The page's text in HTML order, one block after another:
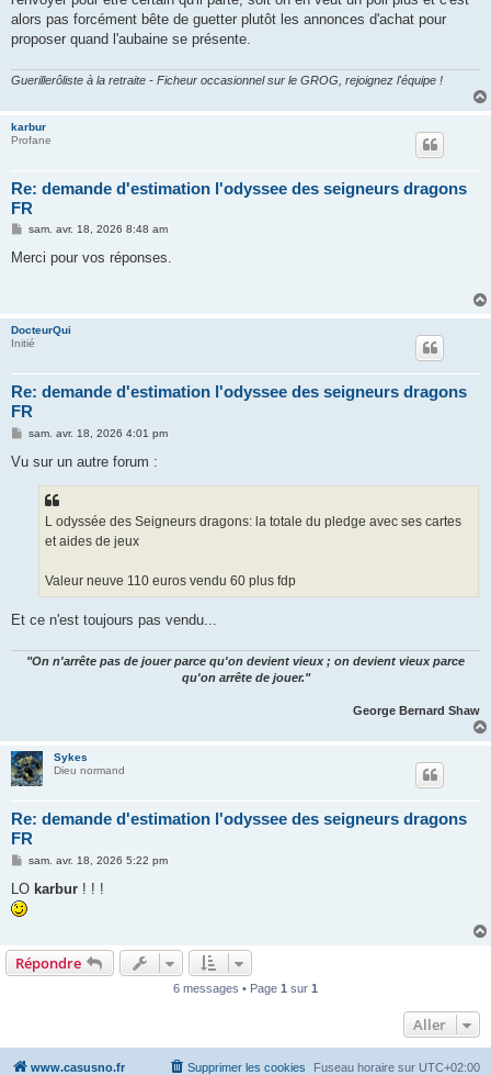
alors pas forcément bête de guetter plutôt les annonces d'achat pour
proposer quand l'aubaine se présente.
Guerillerôliste à la retraite - Ficheur occasionnel sur le GROG, rejoignez l'équipe !
karbur
Profane
Re: demande d'estimation l'odyssee des seigneurs dragons
FR
M
s
sam. avr. 18, 2026 8:48 am
Merci pour vos réponses.
DocteurQui
Initié
Re: demande d'estimation l'odyssee des seigneurs dragons
FR
M
s
sam. avr. 18, 2026 4:01 pm
Vu sur un autre forum :
L odyssée des Seigneurs dragons: la totale du pledge avec ses cartes
et aides de jeux
Valeur neuve 110 euros vendu 60 plus fdp
Et ce n'est toujours pas vendu...
"On n'arrête pas de jouer parce qu'on devient vieux ; on devient vieux parce
qu'on arrête de jouer."
George Bernard Shaw
Sykes
Dieu normand
Re: demande d'estimation l'odyssee des seigneurs dragons
FR
M
s
a
sam. avr. 18, 2026 5:22 pm
LO karbur ! ! !
Répondre
6 messages • Page 1 sur 1
Aller
www.casusno.fr Fuseau horaire sur UTC+02:00
Supprimer les cookies